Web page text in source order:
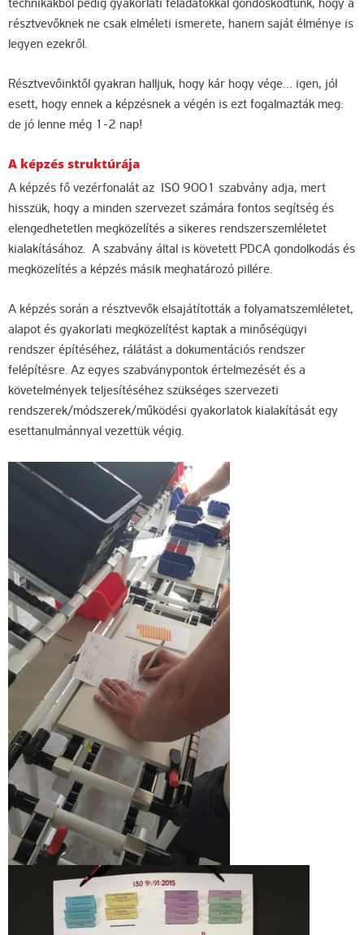
technikákból pedig gyakorlati feladatokkal gondoskodtunk, hogy a
résztvevőknek ne csak elméleti ismerete, hanem saját élménye is
legyen ezekről.
Résztvevőinktől gyakran halljuk, hogy kár hogy vége… igen, jól
esett, hogy ennek a képzésnek a végén is ezt fogalmazták meg:
de jó lenne még 1-2 nap!
A képzés struktúrája
A képzés fő vezérfonalát az ISO 9001 szabvány adja, mert
hisszük, hogy a minden szervezet számára fontos segítség és
elengedhetetlen megközelítés a sikeres rendszerszemléletet
kialakításához. A szabvány által is követett PDCA gondolkodás és
megközelítés a képzés másik meghatározó pillére.
A képzés során a résztvevők elsajátították a folyamatszemléletet,
alapot és gyakorlati megközelítést kaptak a minőségügyi
rendszer építéséhez, rálátást a dokumentációs rendszer
felépítésre. Az egyes szabványpontok értelmezését és a
követelmények teljesítéséhez szükséges szervezeti
rendszerek/módszerek/működési gyakorlatok kialakítását egy
esettanulmánnyal vezettük végig.